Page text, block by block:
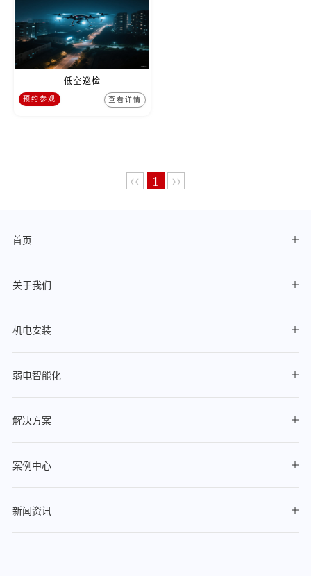
低空巡检
预约参观 查看详情
‹‹ 1 ››
首页
关于我们
机电安装
弱电智能化
解决方案
案例中心
新闻资讯